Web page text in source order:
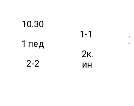
10.30
1 пед
2-2
1-1
2к.
ин